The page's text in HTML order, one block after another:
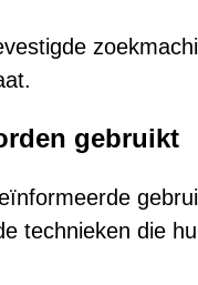
gebruikt
technieken die